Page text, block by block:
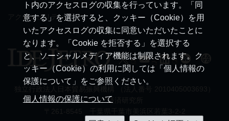
ト内のアクセスログの収集を行っています。「同
意する」を選択すると、クッキー（Cookie）を用
いたアクセスログの収集に同意いただいたことに
なります。「Cookie を拒否する」を選択する
と、ソーシャルメディア機能は制限されます。ク
ッキー（Cookie）の利用に関しては「個人情報の
保護について」をご参照ください。
個人情報の保護について
アクセシビリティ
アジア経済研究所